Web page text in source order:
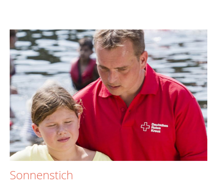
Sonnenstich